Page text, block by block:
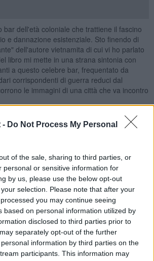
- Do Not Process My Personal
of the sale, sharing to third parties, or
personal or sensitive information for
by us, please use the below opt-out
selection. Please note that after your
you may continue seeing
based on personal information utilized by
disclosed to third parties prior to
separately opt-out of the further
information by third parties on the
participants. This information may
bar dell'età coloniale che trattiene il fascino
e dannazione esistenziale. Sto finendo di
dell'autore vietnamita di cui vi ho parlato
libro mi mette in una strana sintonia con
a questo celebre bar, frequentato da
corrispondenti di guerra reduci dal
le immagini di una città che va incontro
davanti a me è un inferno lungo centinaia di
strada dei fiorellini" perché così vengono
si prostituiscono. Non è difficile
è una città bella e tormentata insieme.
di Pol Potentrarono in questa città,
ordinarono subito l'evacuazione totale. Nella
al cosiddetto anno zero del comunismo e
rurale". Il tentativo di cancellare la
la vita nella città e pochi fantasmi del potere
coloniali.
ci vollero alcuni milioni di morti affinché la
e con la vita tornassero i colori sui
mangrovie che si erano prese la città